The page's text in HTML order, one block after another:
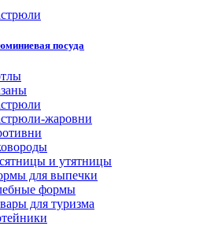
посуда
жаровни
и утятницы
для выпечки
формы
для туризма